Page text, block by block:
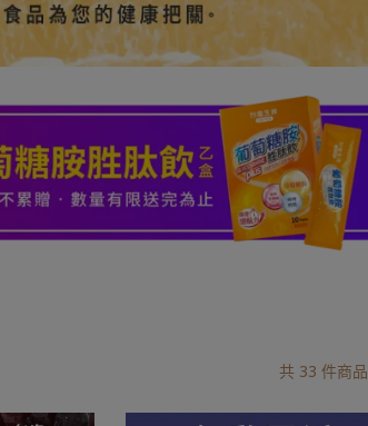
共 33 件商品